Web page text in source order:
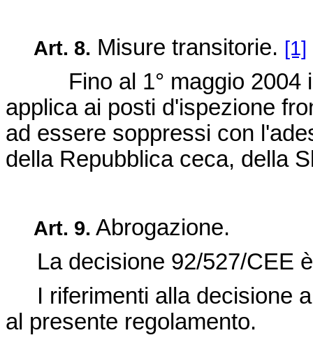
Art. 8. Misure transitorie. [1]
Fino al 1° maggio 2004
applica ai posti d'ispezione
ad essere soppressi con
della Repubblica ceca, della
Art. 9. Abrogazione.
La decisione 92/527/CEE
I riferimenti alla decisione
al presente regolamento.